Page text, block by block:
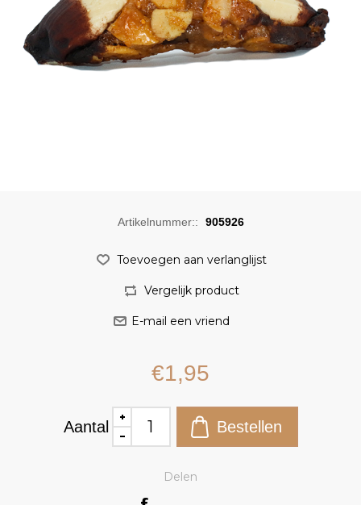
Artikelnummer:: 905926
€1,95
Aantal
Delen